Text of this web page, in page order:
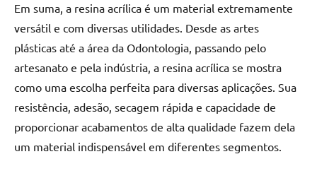
Em suma, a resina acrílica é um material extremamente
versátil e com diversas utilidades. Desde as artes
plásticas até a área da Odontologia, passando pelo
artesanato e pela indústria, a resina acrílica se mostra
como uma escolha perfeita para diversas aplicações. Sua
resistência, adesão, secagem rápida e capacidade de
proporcionar acabamentos de alta qualidade fazem dela
um material indispensável em diferentes segmentos.